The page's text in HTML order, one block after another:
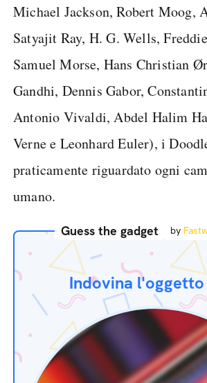
Michael Jackson, Robert Moog,
Satyajit Ray, H. G. Wells,
Samuel Morse, Hans Christian
Gandhi, Dennis Gabor,
Antonio Vivaldi, Abdel Halim
Verne e Leonhard Euler), i
praticamente riguardato ogni
umano.
Guess the gadget by
Indovina